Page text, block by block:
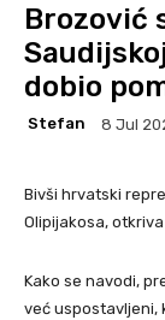
Brozović
dobio
Stefan 8 Jul
Bivši hrvatski
Olipijakosa, otkriva
Kako se navodi,
već uspostavljeni,